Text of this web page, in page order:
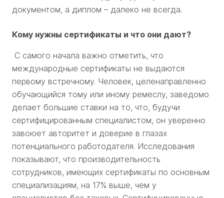
документом, а диплом – далеко не всегда.
Кому нужны сертификаты и что они дают?
С самого начала важно отметить, что
международные сертификаты не выдаются
первому встречному. Человек, целенаправленно
обучающийся тому или иному ремеслу, заведомо
делает большие ставки на то, что, будучи
сертифицированным специалистом, он уверенно
завоюет авторитет и доверие в глазах
потенциального работодателя. Исследования
показывают, что производительность
сотрудников, имеющих сертификаты по основным
специализациям, на 17% выше, чем у